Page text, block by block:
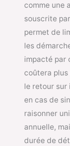
comme une
souscrite
permet de
les
impacté par
coûtera plus
le retour sur
en cas de
raisonner
annuelle,
durée de